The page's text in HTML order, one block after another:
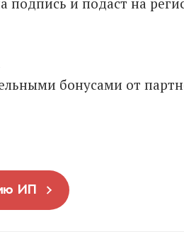
бонусами от
ИП